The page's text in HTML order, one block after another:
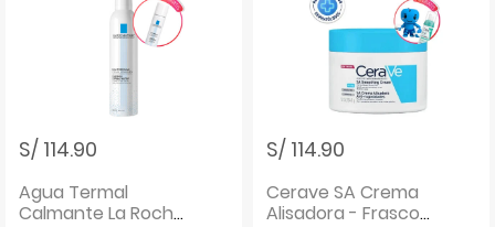
S/ 114.90
Agua Termal
Calmante La Roche
S/ 114.90
Cerave SA Crema
Alisadora - Frasco